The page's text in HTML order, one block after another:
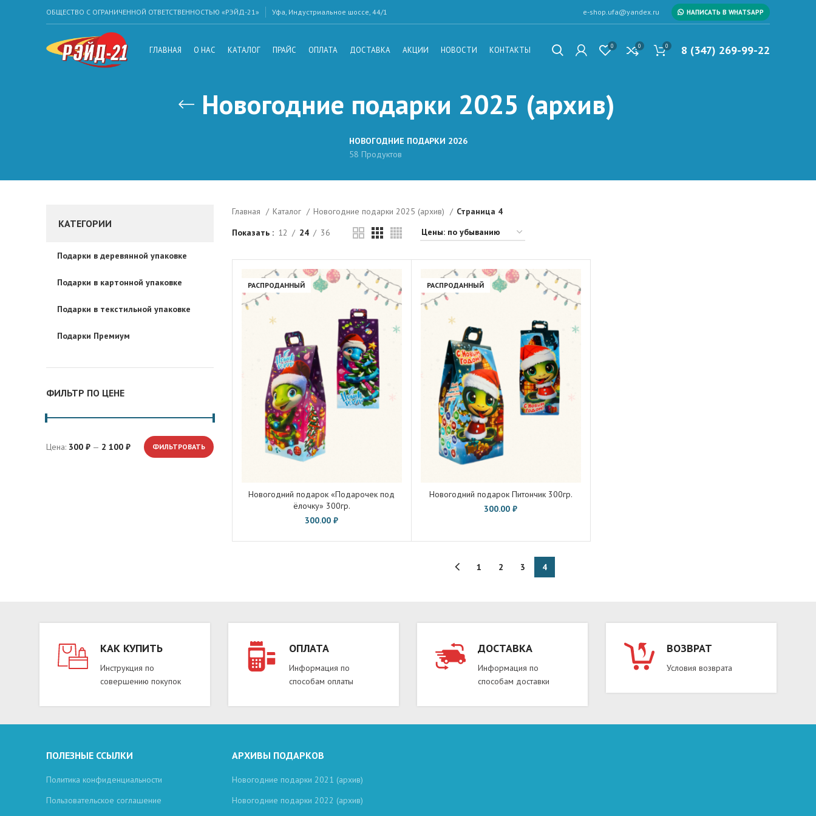
ОБЩЕСТВО С ОГРАНИЧЕННОЙ ОТВЕТСТВЕННОСТЬЮ «РЭЙД-21» Уфа, Индустриальное шоссе, 44/1 e-shop.ufa@yandex.ru НАПИСАТЬ В WHATSAPP
ГЛАВНАЯ О НАС КАТАЛОГ ПРАЙС ОПЛАТА ДОСТАВКА АКЦИИ НОВОСТИ КОНТАКТЫ 0 0 0 8 (347) 269-99-22
Новогодние подарки 2025 (архив)
НОВОГОДНИЕ ПОДАРКИ 2026
58 Продуктов
КАТЕГОРИИ
Подарки в деревянной упаковке
Подарки в картонной упаковке
Подарки в текстильной упаковке
Подарки Премиум
ФИЛЬТР ПО ЦЕНЕ
Минимальная цена
Максимальная цена ФИЛЬТРОВАТЬ
Цена: 300 ₽ — 2 100 ₽
Главная Каталог Новогодние подарки 2025 (архив)
Страница 4
Показать
12 24 36
РАСПРОДАННЫЙ
Новогодний подарок «Подарочек под
ёлочку» 300гр.
300.00₽
РАСПРОДАННЫЙ
Новогодний подарок Питончик 300гр.
300.00₽
1 2 3 4
КАК КУПИТЬ
Инструкция по
совершению покупок
ОПЛАТА
Информация по
способам оплаты
ДОСТАВКА
Информация по
способам доставки
ВОЗВРАТ
Условия возврата
ПОЛЕЗНЫЕ ССЫЛКИ
Политика конфиденциальности
Пользовательское соглашение
АРХИВЫ ПОДАРКОВ
Новогодние подарки 2021 (архив)
Новогодние подарки 2022 (архив)